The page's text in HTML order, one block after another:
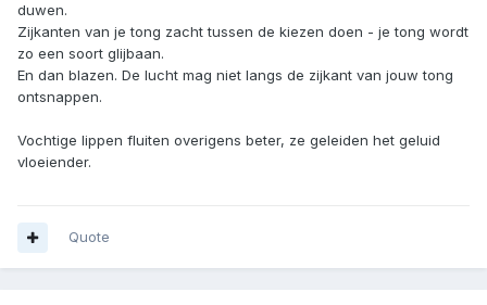
duwen.
Zijkanten van je tong zacht tussen de kiezen doen - je tong wordt
zo een soort glijbaan.
En dan blazen. De lucht mag niet langs de zijkant van jouw tong
ontsnappen.
Vochtige lippen fluiten overigens beter, ze geleiden het geluid
vloeiender.
Quote